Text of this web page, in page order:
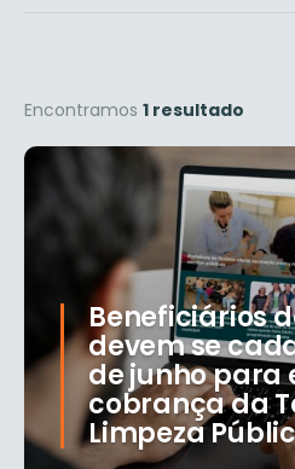
Encontramos 1 resultado
Beneficiários
devem se
de junho para
cobrança da
Limpeza